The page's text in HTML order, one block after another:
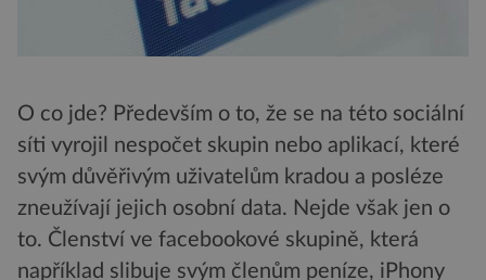
O co jde? Především o to, že se na této sociální
síti vyrojil nespočet skupin nebo aplikací, které
svým důvěřivým uživatelům kradou a posléze
zneužívají jejich osobní data. Nejde však jen o
to. Členství ve facebookové skupině, která
například slibuje svým členům peníze, iPhony